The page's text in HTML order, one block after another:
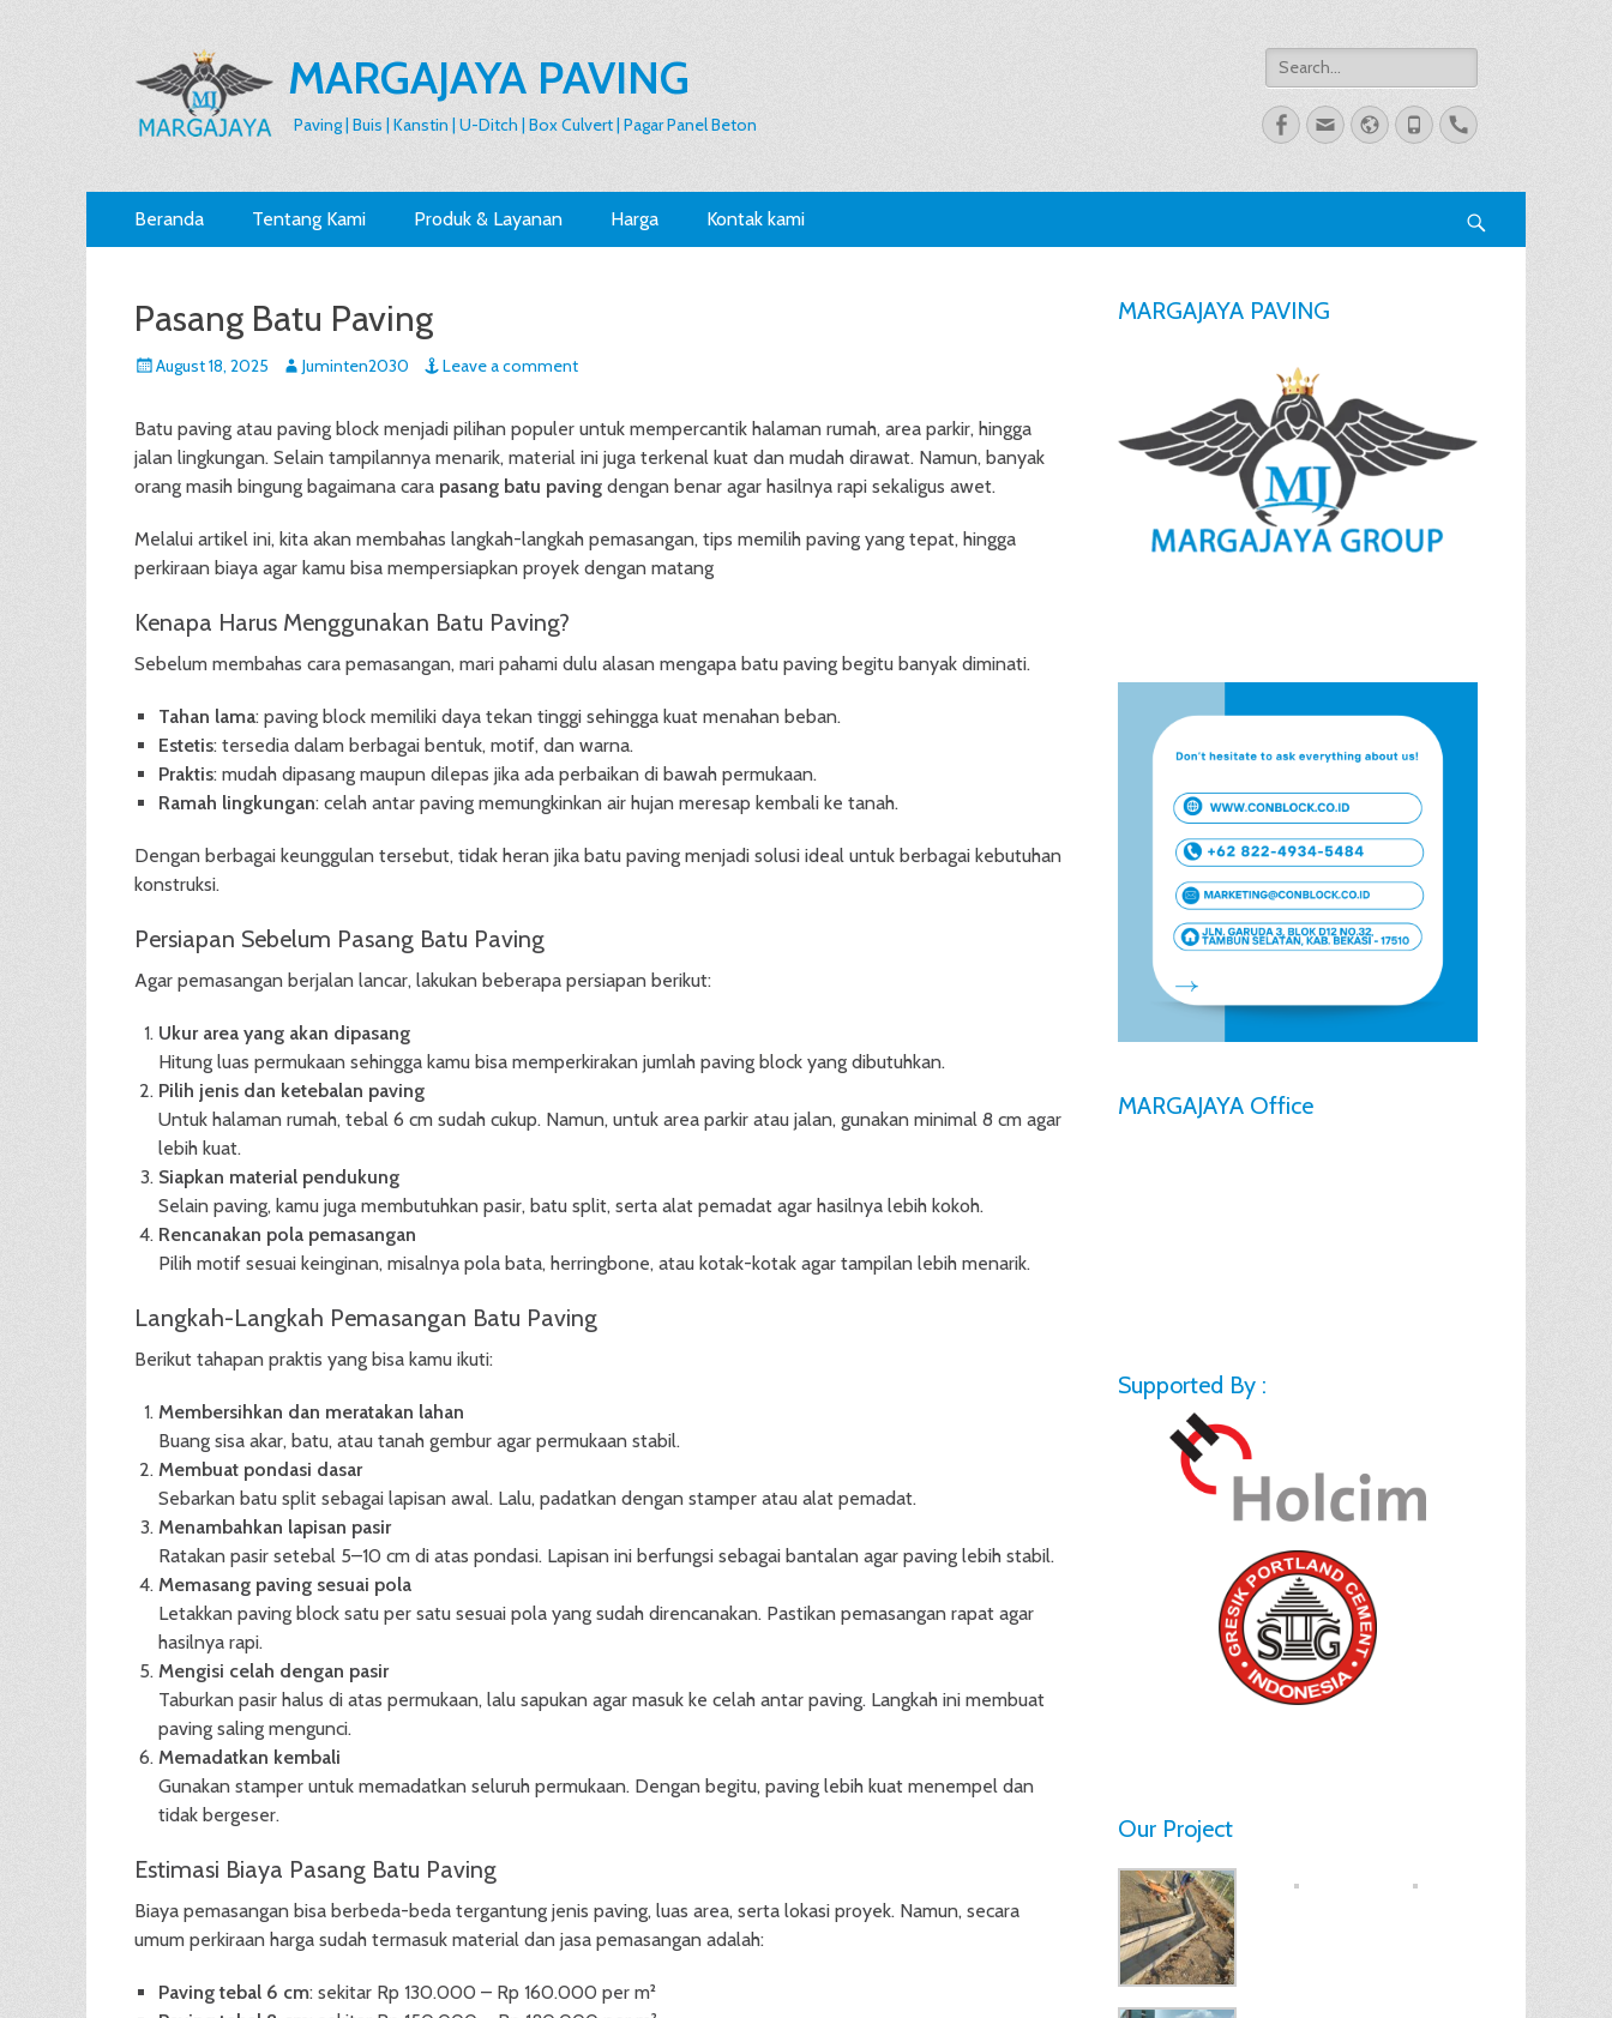
MARGAJAYA PAVING
Paving | Buis | Kanstin | U-Ditch | Box Culvert | Pagar Panel Beton
Search
for:
Facebook
EmailWebsite
PhoneHandset
Primary
Menu
Beranda Tentang Kami Produk & Layanan Harga Kontak kami
Pasang Batu Paving
Posted
August 18, 2025 Author
Juminten2030 Leave a comment
Batu paving atau paving block menjadi pilihan populer untuk mempercantik halaman rumah, area parkir, hingga
jalan lingkungan. Selain tampilannya menarik, material ini juga terkenal kuat dan mudah dirawat. Namun, banyak
orang masih bingung bagaimana cara pasang batu paving dengan benar agar hasilnya rapi sekaligus awet.
Melalui artikel ini, kita akan membahas langkah-langkah pemasangan, tips memilih paving yang tepat, hingga
perkiraan biaya agar kamu bisa mempersiapkan proyek dengan matang
Kenapa Harus Menggunakan Batu Paving?
Sebelum membahas cara pemasangan, mari pahami dulu alasan mengapa batu paving begitu banyak diminati.
Tahan lama: paving block memiliki daya tekan tinggi sehingga kuat menahan beban.
Estetis: tersedia dalam berbagai bentuk, motif, dan warna.
Praktis: mudah dipasang maupun dilepas jika ada perbaikan di bawah permukaan.
Ramah lingkungan: celah antar paving memungkinkan air hujan meresap kembali ke tanah.
Dengan berbagai keunggulan tersebut, tidak heran jika batu paving menjadi solusi ideal untuk berbagai kebutuhan
konstruksi.
Persiapan Sebelum Pasang Batu Paving
Agar pemasangan berjalan lancar, lakukan beberapa persiapan berikut:
Ukur area yang akan dipasang
Hitung luas permukaan sehingga kamu bisa memperkirakan jumlah paving block yang dibutuhkan.
Pilih jenis dan ketebalan paving
Untuk halaman rumah, tebal 6 cm sudah cukup. Namun, untuk area parkir atau jalan, gunakan minimal 8 cm agar
lebih kuat.
Siapkan material pendukung
Selain paving, kamu juga membutuhkan pasir, batu split, serta alat pemadat agar hasilnya lebih kokoh.
Rencanakan pola pemasangan
Pilih motif sesuai keinginan, misalnya pola bata, herringbone, atau kotak-kotak agar tampilan lebih menarik.
Langkah-Langkah Pemasangan Batu Paving
Berikut tahapan praktis yang bisa kamu ikuti:
Membersihkan dan meratakan lahan
Buang sisa akar, batu, atau tanah gembur agar permukaan stabil.
Membuat pondasi dasar
Sebarkan batu split sebagai lapisan awal. Lalu, padatkan dengan stamper atau alat pemadat.
Menambahkan lapisan pasir
Ratakan pasir setebal 5–10 cm di atas pondasi. Lapisan ini berfungsi sebagai bantalan agar paving lebih stabil.
Memasang paving sesuai pola
Letakkan paving block satu per satu sesuai pola yang sudah direncanakan. Pastikan pemasangan rapat agar
hasilnya rapi.
Mengisi celah dengan pasir
Taburkan pasir halus di atas permukaan, lalu sapukan agar masuk ke celah antar paving. Langkah ini membuat
paving saling mengunci.
Memadatkan kembali
Gunakan stamper untuk memadatkan seluruh permukaan. Dengan begitu, paving lebih kuat menempel dan
tidak bergeser.
Estimasi Biaya Pasang Batu Paving
Biaya pemasangan bisa berbeda-beda tergantung jenis paving, luas area, serta lokasi proyek. Namun, secara
umum perkiraan harga sudah termasuk material dan jasa pemasangan adalah:
Paving tebal 6 cm: sekitar Rp 130.000 – Rp 160.000 per m²
MARGAJAYA PAVING
MARGAJAYA Office
Supported By :
Our Project